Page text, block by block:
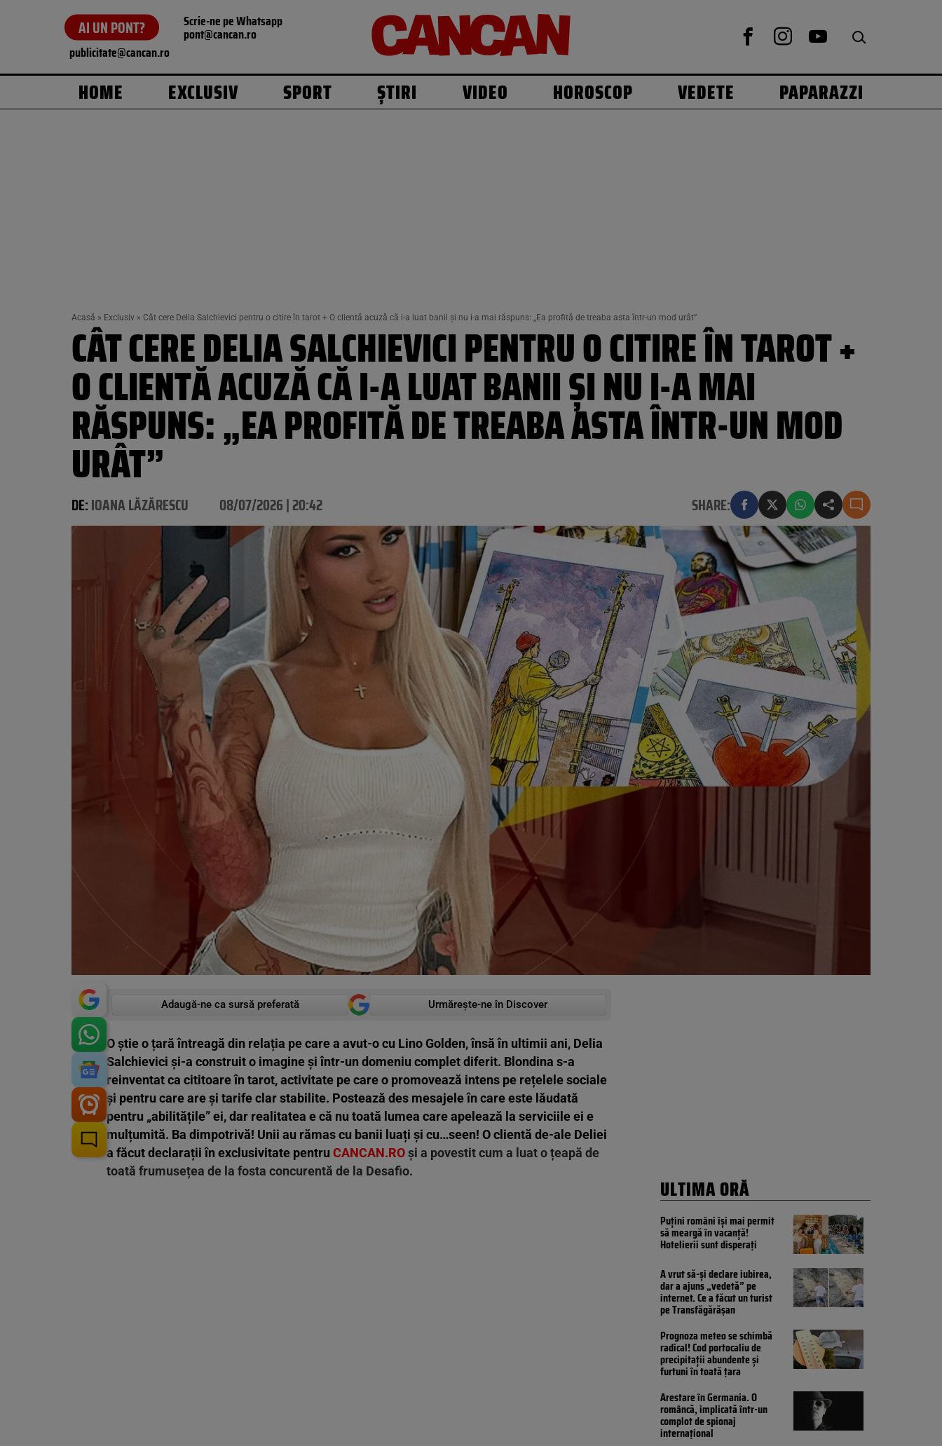
AI UN PONT? Scrie-ne pe Whatsapp
pont@cancan.ro
publicitate@cancan.ro
HOME EXCLUSIV SPORT ȘTIRI VIDEO HOROSCOP VEDETE PAPARAZZI
Acasă » Exclusiv » Cât cere Delia Salchievici pentru o citire în tarot + O clientă acuză că i-a luat banii și nu i-a mai răspuns: „Ea profită de treaba asta într-un mod urât”
CÂT CERE DELIA SALCHIEVICI PENTRU O CITIRE ÎN TAROT +
O CLIENTĂ ACUZĂ CĂ I-A LUAT BANII ȘI NU I-A MAI
RĂSPUNS: „EA PROFITĂ DE TREABA ASTA ÎNTR-UN MOD
URÂT”
DE:IOANA LĂZĂRESCU 08/07/2026 | 20:42 SHARE:
Adaugă-ne ca sursă preferată Urmărește-ne în Discover
O știe o țară întreagă din relația pe care a avut-o cu Lino Golden, însă în ultimii ani, Delia
Salchievici și-a construit o imagine și într-un domeniu complet diferit. Blondina s-a
reinventat ca cititoare în tarot, activitate pe care o promovează intens pe rețelele sociale
și pentru care are și tarife clar stabilite. Postează des mesajele în care este lăudată
pentru „abilitățile” ei, dar realitatea e că nu toată lumea care apelează la serviciile ei e
mulțumită. Ba dimpotrivă! Unii au rămas cu banii luați și cu…seen! O clientă de-ale Deliei
a făcut declarații în exclusivitate pentru CANCAN.ROși a povestit cum a luat o țeapă de
toată frumusețea de la fosta concurentă de la Desafio.
ULTIMA ORĂ
Puțini români își mai permit
să meargă în vacanță!
Hotelierii sunt disperați
A vrut să-și declare iubirea,
dar a ajuns „vedetă” pe
internet. Ce a făcut un turist
pe Transfăgărășan
Prognoza meteo se schimbă
radical! Cod portocaliu de
precipitații abundente și
furtuni în toată țara
Arestare în Germania. O
româncă, implicată într-un
complot de spionaj
internațional